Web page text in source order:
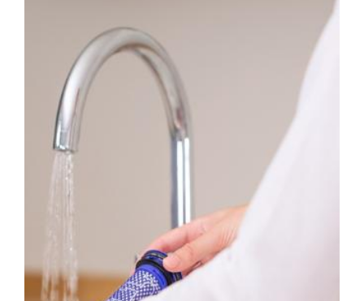
Video
Transcript
transcrição
do
vídeo